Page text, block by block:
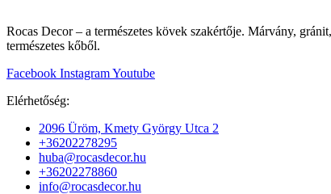
Rocas Decor – a természetes kövek szakértője. Márvány,
természetes kőből.
Facebook InstagramYoutube
Elérhetőség:
2096 Üröm, Kmety György Utca 2
+36202278295
huba@rocasdecor.hu
+36202278860
info@rocasdecor.hu